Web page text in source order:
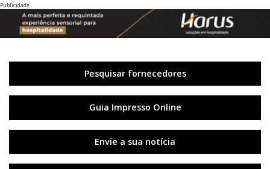
Publicidade
Pesquisar fornecedores
Guia Impresso Online
Envie a sua notícia